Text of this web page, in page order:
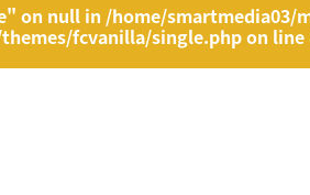
on null in /home/smartmedia03/
fcvanilla/single.phpon line